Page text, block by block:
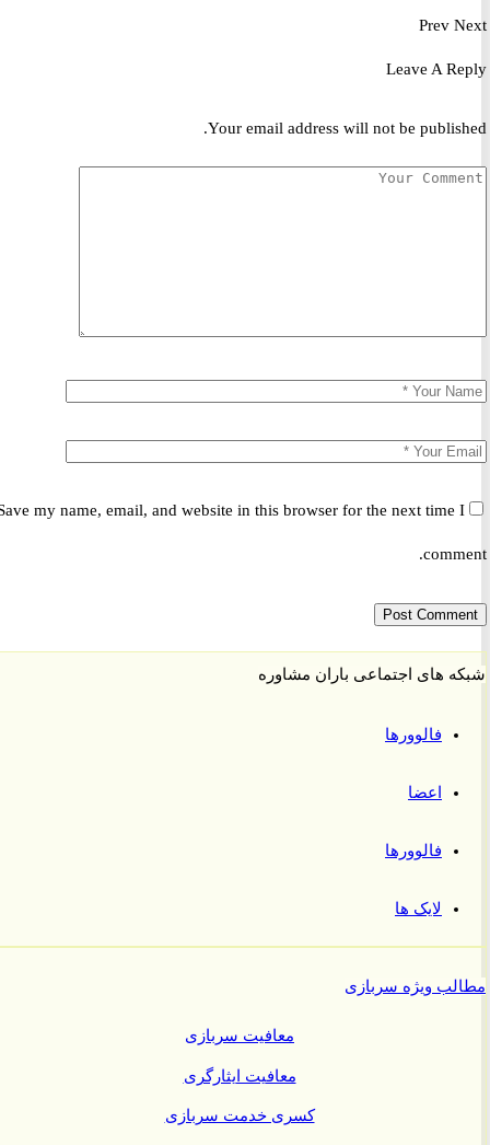
Prev
Leave A
Your email address will not be
Save my name, email, and website in this browser for the next time
های اجتماعی باران مشاوره
فالوورها
اعضا
فالوورها
لایک ها
ویژه سربازی
معافیت سربازی
معافیت ایثارگری
کسری خدمت سربازی